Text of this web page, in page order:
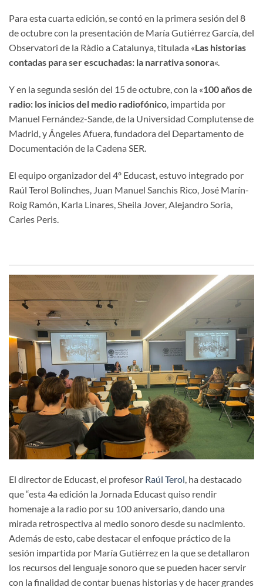
Para esta cuarta edición, se contó en la primera sesión del 8
de octubre con la presentación de María Gutiérrez García, del
Observatori de la Ràdio a Catalunya, titulada «Las historias
contadas para ser escuchadas: la narrativa sonora«.
Y en la segunda sesión del 15 de octubre, con la «100 años de
radio: los inicios del medio radiofónico , impartida por
Manuel Fernández-Sande, de la Universidad Complutense de
Madrid, y Ángeles Afuera, fundadora del Departamento de
Documentación de la Cadena SER.
El equipo organizador del 4º Educast, estuvo integrado por
Raúl Terol Bolinches, Juan Manuel Sanchis Rico, José Marín-
Roig Ramón, Karla Linares, Sheila Jover, Alejandro Soria,
Carles Peris.
El director de Educast, el profesor Raúl Terol , ha destacado
que “esta 4a edición la Jornada Educast quiso rendir
homenaje a la radio por su 100 aniversario, dando una
mirada retrospectiva al medio sonoro desde su nacimiento.
Además de esto, cabe destacar el enfoque práctico de la
sesión impartida por María Gutiérrez en la que se detallaron
los recursos del lenguaje sonoro que se pueden hacer servir
con la finalidad de contar buenas historias y de hacer grandes